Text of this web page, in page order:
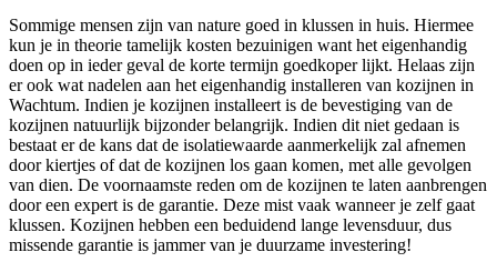
Sommige mensen zijn van nature goed in klussen in huis. Hiermee
kun je in theorie tamelijk kosten bezuinigen want het eigenhandig
doen op in ieder geval de korte termijn goedkoper lijkt. Helaas zijn
er ook wat nadelen aan het eigenhandig installeren van kozijnen in
Wachtum. Indien je kozijnen installeert is de bevestiging van de
kozijnen natuurlijk bijzonder belangrijk. Indien dit niet gedaan is
bestaat er de kans dat de isolatiewaarde aanmerkelijk zal afnemen
door kiertjes of dat de kozijnen los gaan komen, met alle gevolgen
van dien. De voornaamste reden om de kozijnen te laten aanbrengen
door een expert is de garantie. Deze mist vaak wanneer je zelf gaat
klussen. Kozijnen hebben een beduidend lange levensduur, dus
missende garantie is jammer van je duurzame investering!